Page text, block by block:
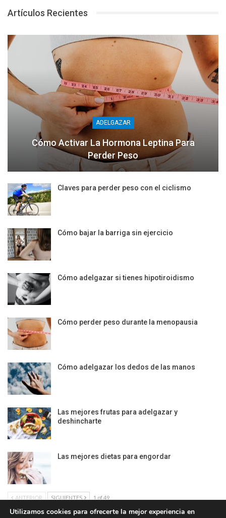
Artículos Recientes
ADELGAZAR
Cómo Activar La Hormona Leptina Para
Perder Peso
Claves para perder peso con el ciclismo
Cómo bajar la barriga sin ejercicio
Cómo adelgazar si tienes hipotiroidismo
Cómo perder peso durante la menopausia
Cómo adelgazar los dedos de las manos
Las mejores frutas para adelgazar y
deshincharte
Las mejores dietas para engordar
ANTERIOR SIGUIENTES 1 of 49
Utilizamos cookies para ofrecerte la mejor experiencia en